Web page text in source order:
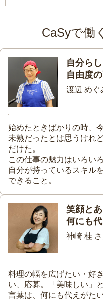
CaSyで働
自分ら
自由度
渡辺 めぐ
始めたときばかりの時、
未熟だったとは思うけれ
だけた。
この仕事の魅力はいろい
自分が持っているスキル
できること。
笑顔と
何にも
神崎 桂
料理の幅を広げたい・好
い、応募。「美味しい」
言葉は、何にも代えがた